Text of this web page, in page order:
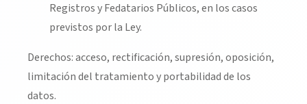
Registros y Fedatarios Públicos, en los casos
previstos por la Ley.
Derechos: acceso, rectificación, supresión, oposición,
limitación del tratamiento y portabilidad de los
datos.